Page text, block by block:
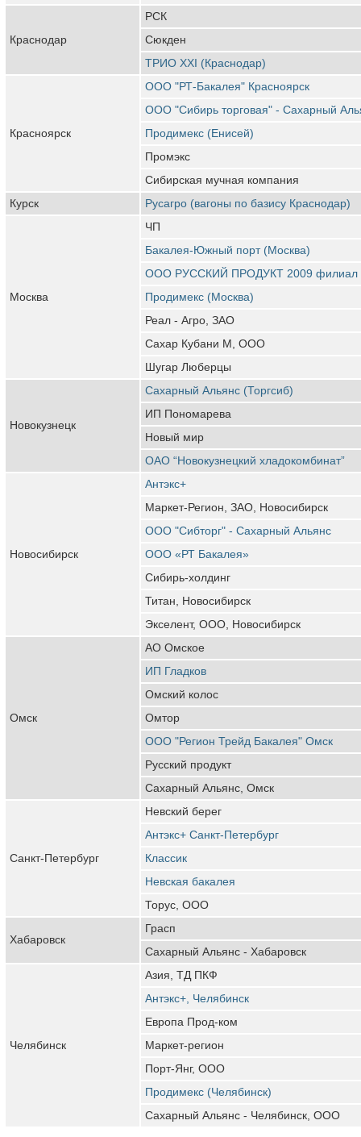
Краснодар
РСК
Сюкден
ТРИО XXI (Краснодар)
Красноярск
ООО "РТ-Бакалея" Красноярск
ООО "Сибирь торговая" - Сахарный
Продимекс (Енисей)
Промэкс
Сибирская мучная компания
Курск
Русагро (вагоны по базису Краснодар)
Москва
ЧП
Бакалея-Южный порт (Москва)
ООО РУССКИЙ ПРОДУКТ 2009 филиал
Продимекс (Москва)
Реал - Агро, ЗАО
Сахар Кубани М, ООО
Шугар Люберцы
Новокузнецк
Сахарный Альянс (Торгсиб)
ИП Пономарева
Новый мир
ОАО “Новокузнецкий хладокомбинат”
Новосибирск
Антэкс+
Маркет-Регион, ЗАО, Новосибирск
ООО "Сибторг" - Сахарный Альянс
ООО «РТ Бакалея»
Сибирь-холдинг
Титан, Новосибирск
Экселент, ООО, Новосибирск
Омск
АО Омское
ИП Гладков
Омский колос
Омтор
ООО "Регион Трейд Бакалея" Омск
Русский продукт
Сахарный Альянс, Омск
Санкт-Петербург
Невский берег
Антэкс+ Санкт-Петербург
Классик
Невская бакалея
Торус, ООО
Хабаровск
Грасп
Сахарный Альянс - Хабаровск
Челябинск
Азия, ТД ПКФ
Антэкс+, Челябинск
Европа Прод-ком
Маркет-регион
Порт-Янг, ООО
Продимекс (Челябинск)
Сахарный Альянс - Челябинск, ООО